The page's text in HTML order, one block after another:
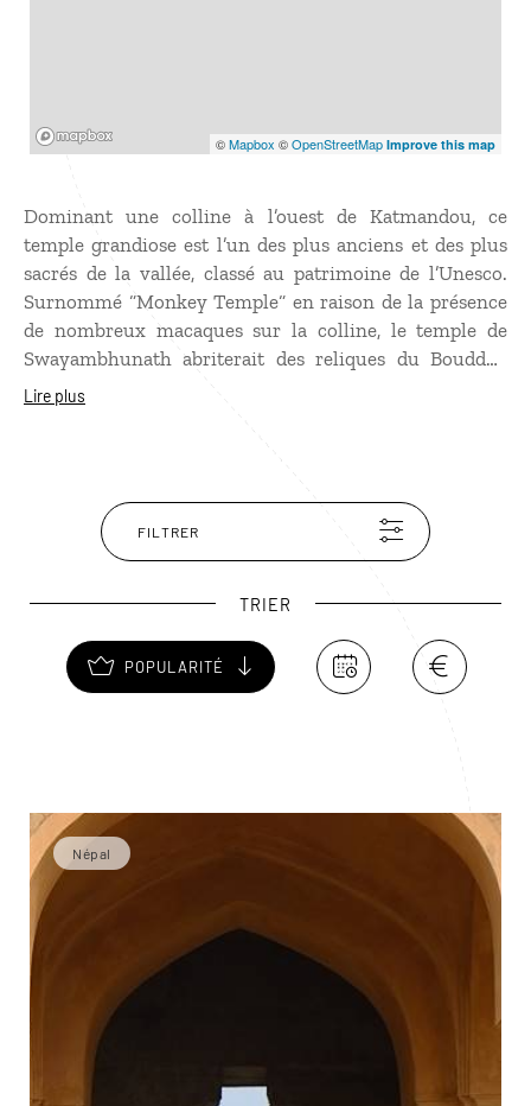
©Mapbox ©OpenStreetMap Improve this map
Dominant une colline à l’ouest de Katmandou, ce
temple grandiose est l’un des plus anciens et des plus
sacrés de la vallée, classé au patrimoine de l’Unesco.
Surnommé “Monkey Temple“ en raison de la présence
de nombreux macaques sur la colline, le temple de
Swayambhunath abriterait des reliques du Bouddha
historique Sakyamuni. Peints sur les 4 faces du stupa,
petits sanctuaires. Il est entouré de moulins à prières
renfermant chacun un mantra. En le tournant, la prière
est emportée par le vent.
Lire plus
FILTRER
TRIER
POPULARITÉ
Népal